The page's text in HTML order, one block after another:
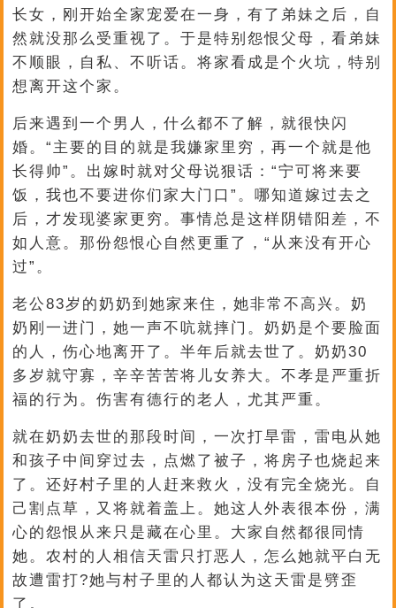
长女，刚开始全家宠爱在一身，有了弟妹之后，自
然就没那么受重视了。于是特别怨恨父母，看弟妹
不顺眼，自私、不听话。将家看成是个火坑，特别
想离开这个家。
后来遇到一个男人，什么都不了解，就很快闪
婚。“主要的目的就是我嫌家里穷，再一个就是他
长得帅”。出嫁时就对父母说狠话：“宁可将来要
饭，我也不要进你们家大门口”。哪知道嫁过去之
后，才发现婆家更穷。事情总是这样阴错阳差，不
如人意。那份怨恨心自然更重了，“从来没有开心
过”。
老公83岁的奶奶到她家来住，她非常不高兴。奶
奶刚一进门，她一声不吭就摔门。奶奶是个要脸面
的人，伤心地离开了。半年后就去世了。奶奶30
多岁就守寡，辛辛苦苦将儿女养大。不孝是严重折
福的行为。伤害有德行的老人，尤其严重。
就在奶奶去世的那段时间，一次打旱雷，雷电从她
和孩子中间穿过去，点燃了被子，将房子也烧起来
了。还好村子里的人赶来救火，没有完全烧光。自
己割点草，又将就着盖上。她这人外表很本份，满
心的怨恨从来只是藏在心里。大家自然都很同情
她。农村的人相信天雷只打恶人，怎么她就平白无
故遭雷打?她与村子里的人都认为这天雷是劈歪
了。